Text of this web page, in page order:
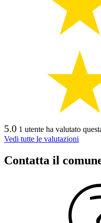
5.0 1 utente ha valutato
Vedi tutte le valutazioni
Contatta il